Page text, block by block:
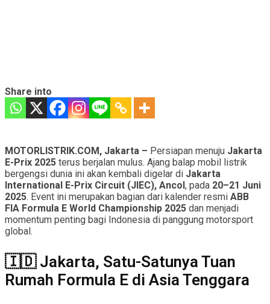
Share into
MOTORLISTRIK.COM, Jakarta – Persiapan menuju Jakarta
E-Prix 2025 terus berjalan mulus. Ajang balap mobil listrik
bergengsi dunia ini akan kembali digelar di Jakarta
International E-Prix Circuit (JIEC), Ancol , pada 20–21 Juni
2025. Event ini merupakan bagian dari kalender resmi ABB
FIA Formula E World Championship 2025 dan menjadi
momentum penting bagi Indonesia di panggung motorsport
global.
🇮🇩 Jakarta, Satu-Satunya Tuan
Rumah Formula E di Asia Tenggara